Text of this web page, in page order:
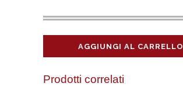
AGGIUNGI AL CARRELLO
Prodotti correlati